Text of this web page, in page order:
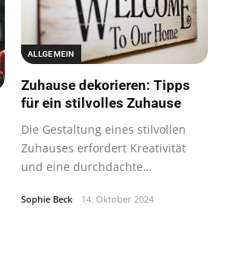
ALLGEMEIN
Zuhause dekorieren: Tipps
für ein stilvolles Zuhause
Die Gestaltung eines stilvollen
Zuhauses erfordert Kreativität
und eine durchdachte…
Sophie Beck 14. Oktober 2024